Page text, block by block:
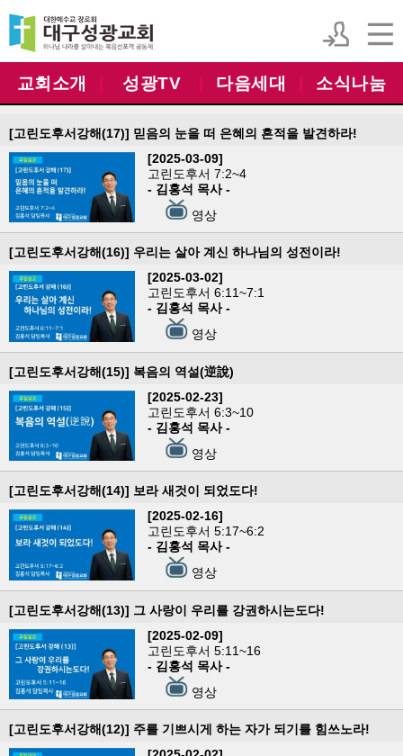
교회소개 성광TV 다음세대 소식나눔
[고린도후서강해(17)] 믿음의 눈을 떠 은혜의 흔적을 발견하라!
[2025-03-09]
고린도후서 7:2~4
- 김홍석 목사 -
영상
[고린도후서강해(16)] 우리는 살아 계신 하나님의 성전이라!
[2025-03-02]
고린도후서 6:11~7:1
- 김홍석 목사 -
영상
[고린도후서강해(15)] 복음의 역설(逆說)
[2025-02-23]
고린도후서 6:3~10
- 김홍석 목사 -
영상
[고린도후서강해(14)] 보라 새것이 되었도다!
[2025-02-16]
고린도후서 5:17~6:2
- 김홍석 목사 -
영상
[고린도후서강해(13)] 그 사랑이 우리를 강권하시는도다!
[2025-02-09]
고린도후서 5:11~16
- 김홍석 목사 -
영상
[고린도후서강해(12)] 주를 기쁘시게 하는 자가 되기를 힘쓰노라!